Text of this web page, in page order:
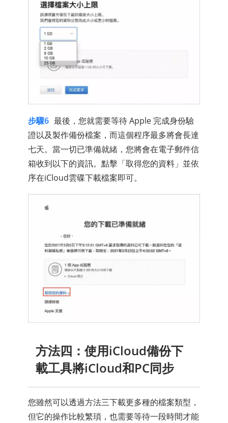
步驟6 最後，您就需要等待 Apple 完成身份驗
證以及製作備份檔案，而這個程序最多將會長達
七天。當一切已準備就緒，您將會在電子郵件信
箱收到以下的資訊。點擊「取得您的資料」並依
序在iCloud雲碟下載檔案即可。
方法四：使用iCloud備份下
載工具將iCloud和PC同步
您雖然可以透過方法三下載更多種的檔案類型，
但它的操作比較繁瑣，也需要等待一段時間才能